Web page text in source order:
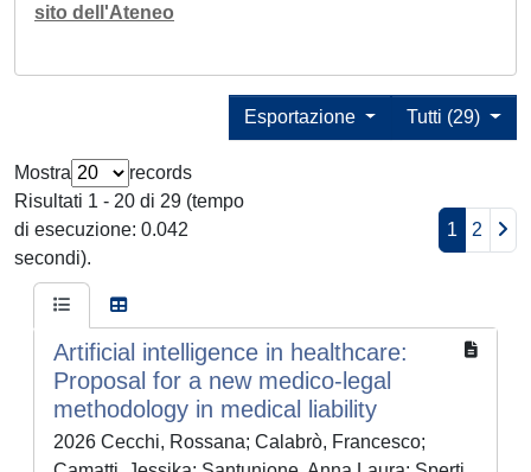
sito dell'Ateneo
Tutti (29)
Esportazione
Mostra
records
Risultati 1 - 20 di 29 (tempo
di esecuzione: 0.042
secondi).
1 2
Artificial intelligence in healthcare:
Proposal for a new medico-legal
methodology in medical liability
2026 Cecchi, Rossana; Calabrò, Francesco;